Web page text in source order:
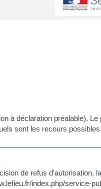
à déclaration préalable).
sont les recours
de refus d'autorisation,
index.php/service-